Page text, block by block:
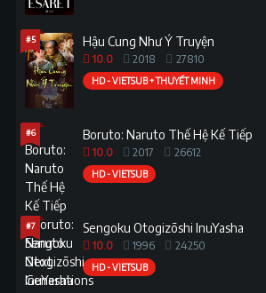
#5 Hậu Cung Như Ý Truyện
10.0 2018 27810
HD - VIETSUB + THUYẾT MINH
#6 Boruto: Naruto Thế Hệ Kế Tiếp
10.0 2017 26612
HD - VIETSUB
#7 Sengoku Otogizōshi InuYasha
10.0 1996 24250
HD - VIETSUB